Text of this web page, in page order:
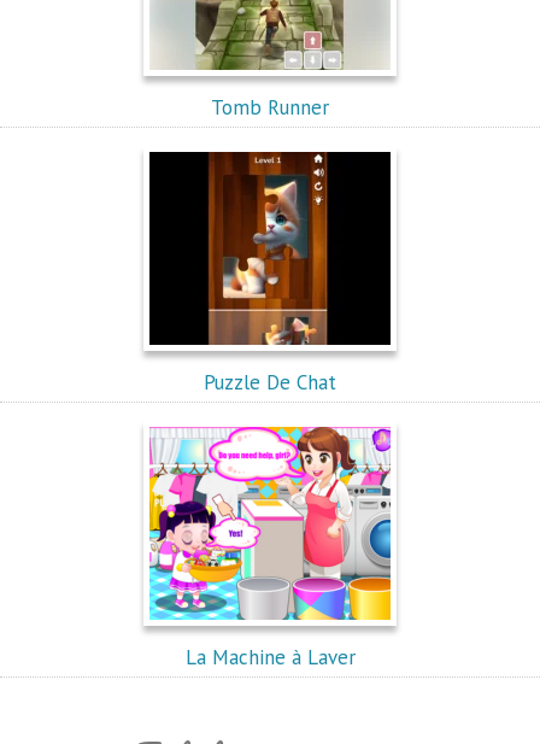
Tomb Runner
Puzzle De Chat
La Machine à Laver